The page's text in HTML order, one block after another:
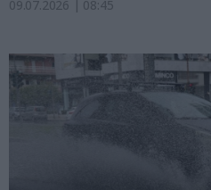
09.07.2026 | 08:45